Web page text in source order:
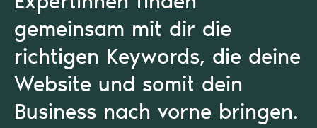
gemeinsam mit dir die
richtigen Keywords, die deine
Website und somit dein
Business nach vorne bringen.